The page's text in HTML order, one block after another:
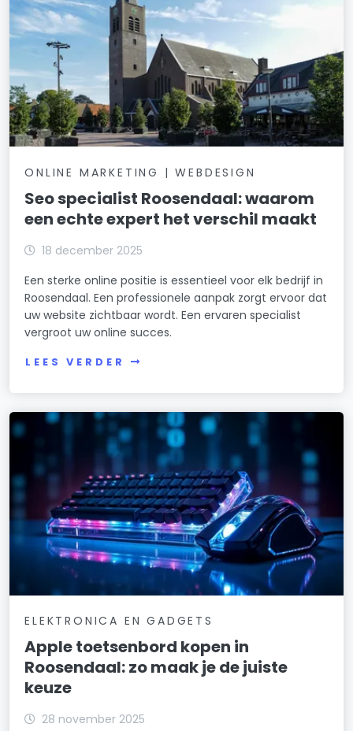
ONLINE MARKETING | WEBDESIGN
Seo specialist Roosendaal: waarom
een echte expert het verschil maakt
18 december 2025
Een sterke online positie is essentieel voor elk bedrijf in
Roosendaal. Een professionele aanpak zorgt ervoor dat
uw website zichtbaar wordt. Een ervaren specialist
vergroot uw online succes.
LEES VERDER
ELEKTRONICA EN GADGETS
Apple toetsenbord kopen in
Roosendaal: zo maak je de juiste
keuze
28 november 2025